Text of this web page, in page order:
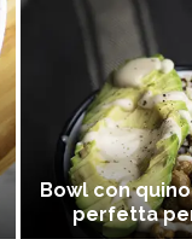
Bowl con
perfetta